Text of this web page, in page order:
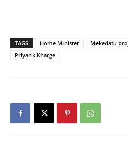
TAGS Home Minister Mekedatu
Priyank Kharge